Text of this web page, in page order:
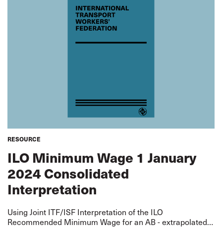
RESOURCE
ILO Minimum Wage 1 January
2024 Consolidated
Interpretation
Using Joint ITF/ISF Interpretation of the ILO
Recommended Minimum Wage for an AB - extrapolated